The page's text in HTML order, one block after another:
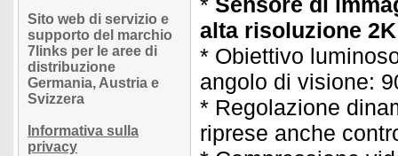
Sito web di servizio e
supporto del marchio
7links per le aree di
distribuzione
Germania, Austria e
Svizzera
Informativa sulla
privacy
alta risoluzione
* Obiettivo
angolo di visione:
* Regolazione
riprese anche